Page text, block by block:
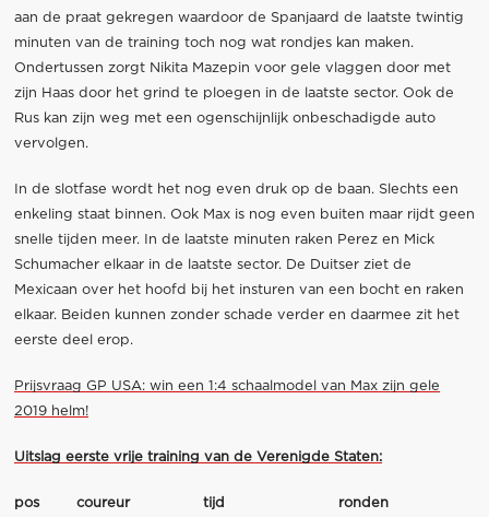
aan de praat gekregen waardoor de Spanjaard de laatste twintig
minuten van de training toch nog wat rondjes kan maken.
Ondertussen zorgt Nikita Mazepin voor gele vlaggen door met
zijn Haas door het grind te ploegen in de laatste sector. Ook de
Rus kan zijn weg met een ogenschijnlijk onbeschadigde auto
vervolgen.
In de slotfase wordt het nog even druk op de baan. Slechts een
enkeling staat binnen. Ook Max is nog even buiten maar rijdt geen
snelle tijden meer. In de laatste minuten raken Perez en Mick
Schumacher elkaar in de laatste sector. De Duitser ziet de
Mexicaan over het hoofd bij het insturen van een bocht en raken
elkaar. Beiden kunnen zonder schade verder en daarmee zit het
eerste deel erop.
Prijsvraag GP USA: win een 1:4 schaalmodel van Max zijn gele
2019 helm!
Uitslag eerste vrije training van de Verenigde Staten:
pos coureur tijd ronden